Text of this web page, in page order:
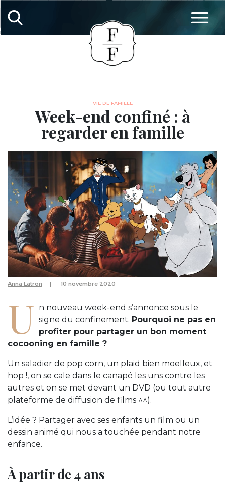
VIE DE FAMILLE
Week-end confiné : à
regarder en famille
Anna Latron 10 novembre 2020
U n nouveau week-end s’annonce sous le
signe du confinement. Pourquoi ne pas en
profiter pour partager un bon moment
cocooning en famille ?
Un saladier de pop corn, un plaid bien moelleux, et
hop !, on se cale dans le canapé les uns contre les
autres et on se met devant un DVD (ou tout autre
plateforme de diffusion de films ^^).
L’idée ? Partager avec ses enfants un film ou un
dessin animé qui nous a touchée pendant notre
enfance.
À partir de 4 ans